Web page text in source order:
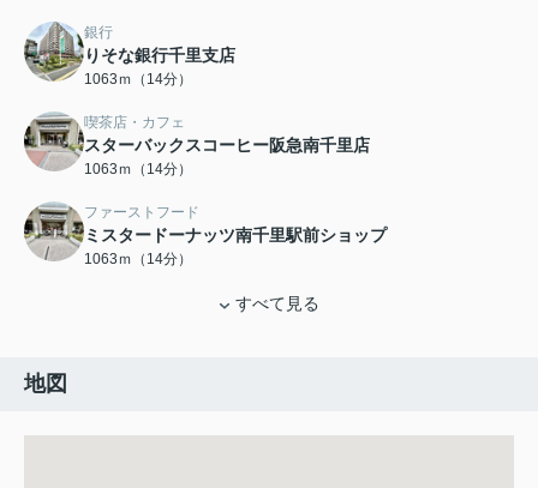
銀行
りそな銀行千里支店
1063ｍ（14分）
喫茶店・カフェ
スターバックスコーヒー阪急南千里店
1063ｍ（14分）
ファーストフード
ミスタードーナッツ南千里駅前ショップ
1063ｍ（14分）
すべて見る
地図